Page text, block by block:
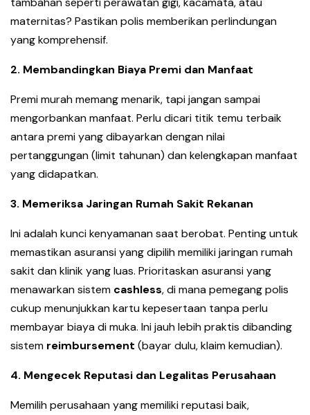
maternitas? Pastikan polis memberikan perlindungan
yang komprehensif.
2. Membandingkan Biaya Premi dan Manfaat
Premi murah memang menarik, tapi jangan sampai
mengorbankan manfaat. Perlu dicari titik temu terbaik
antara premi yang dibayarkan dengan nilai
pertanggungan (limit tahunan) dan kelengkapan manfaat
yang didapatkan.
3. Memeriksa Jaringan Rumah Sakit Rekanan
Ini adalah kunci kenyamanan saat berobat. Penting untuk
memastikan asuransi yang dipilih memiliki jaringan rumah
sakit dan klinik yang luas. Prioritaskan asuransi yang
menawarkan sistem cashless, di mana pemegang polis
cukup menunjukkan kartu kepesertaan tanpa perlu
membayar biaya di muka. Ini jauh lebih praktis dibanding
sistem reimbursement (bayar dulu, klaim kemudian).
4. Mengecek Reputasi dan Legalitas Perusahaan
Memilih perusahaan yang memiliki reputasi baik,